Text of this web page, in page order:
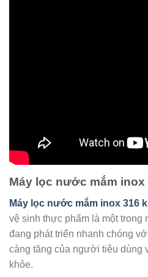
Máy lọc nước mắm inox
Máy lọc nước mắm inox 316
vệ sinh thực phẩm là một trong
đang phát triển nhanh chóng
càng tăng của người tiêu dùng
khỏe.